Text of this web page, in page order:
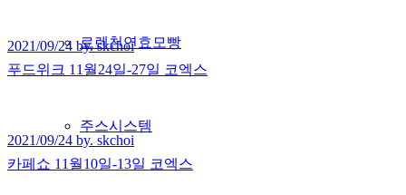
로렌천연효모빵
주스시스템
2021/09/24 by. skchoi
푸드위크 11월24일-27일 코엑스
2021/09/24 by. skchoi
카페쇼 11월10일-13일 코엑스